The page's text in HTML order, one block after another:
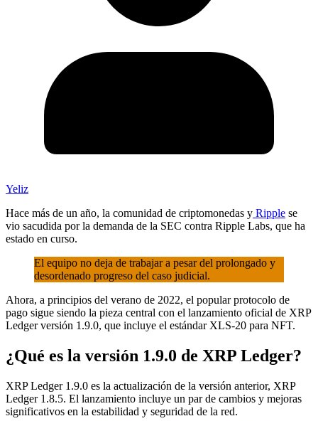
Yeliz
Hace más de un año, la comunidad de criptomonedas y Ripple se
vio sacudida por la demanda de la SEC contra Ripple Labs, que ha
estado en curso.
El equipo no deja de trabajar a pesar del prolongado y
desordenado progreso del caso judicial.
Ahora, a principios del verano de 2022, el popular protocolo de
pago sigue siendo la pieza central con el lanzamiento oficial de XRP
Ledger versión 1.9.0, que incluye el estándar XLS-20 para NFT.
¿Qué es la versión 1.9.0 de XRP Ledger?
XRP Ledger 1.9.0 es la actualización de la versión anterior, XRP
Ledger 1.8.5. El lanzamiento incluye un par de cambios y mejoras
significativos en la estabilidad y seguridad de la red.